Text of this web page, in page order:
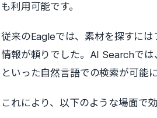
も利用可能です。
従来のEagleでは、素材を探すに
情報が頼りでした。AI Searchでは
といった自然言語での検索が可能に
これにより、以下のような場面で